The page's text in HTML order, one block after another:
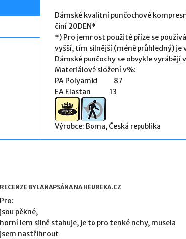
Dámské kvalitní punčochové
činí 20DEN*
*) Pro jemnost použité příze se
vyšší, tím silnější (méně průhledný) je
Dámské punčochy se obvykle vyrábějí
Materiálové složení v%:
PA Polyamid 87
EA Elastan 13
Výrobce: Boma, Česká republika
RECENZE BYLA NAPSÁNA NA HEUREKA.CZ
Pro:
jsou pěkné,
horní lem silně stahuje, je to pro tenké nohy, musela
jsem nastřihnout